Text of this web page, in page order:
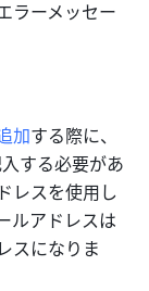
ラーメッセー
加する際に、
する必要があ
レスを使用し
ルアドレスは
スになりま